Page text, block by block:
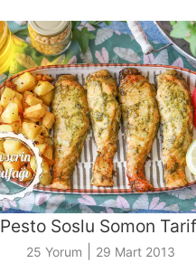
Pesto Soslu Somon
25 Yorum 29 Mart 2013